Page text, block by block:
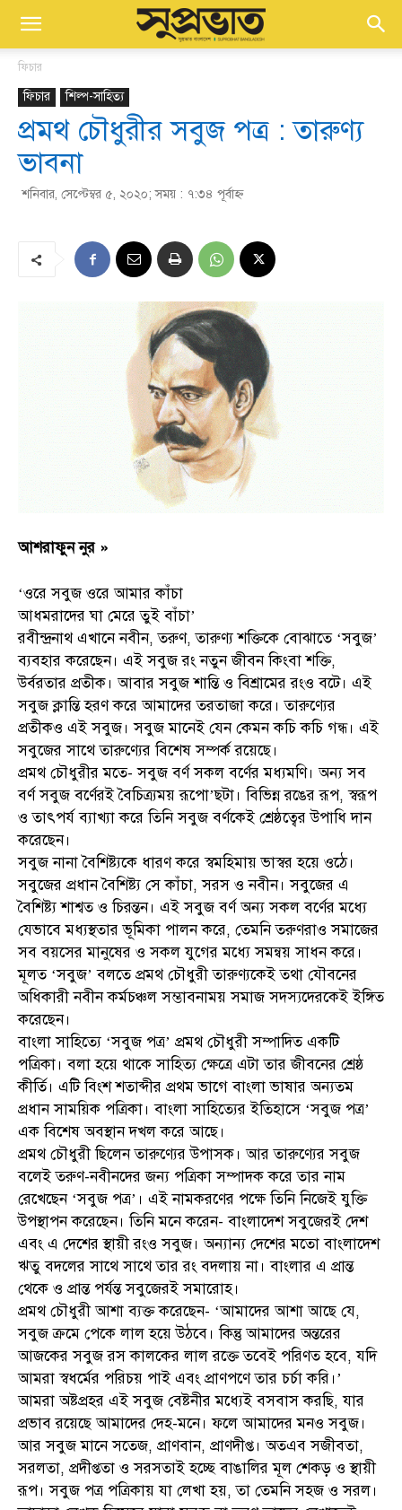
ফিচার
ফিচার শিল্প-সাহিত্য
প্রমথ চৌধুরীর সবুজ পত্র : তারুণ্য
ভাবনা
শনিবার, সেপ্টেম্বর ৫, ২০২০; সময় : ৭:৩৪ পূর্বাহ্ণ
আশরাফুন নুর »
‘ওরে সবুজ ওরে আমার কাঁচা
আধমরাদের ঘা মেরে তুই বাঁচা’
রবীন্দ্রনাথ এখানে নবীন, তরুণ, তারুণ্য শক্তিকে বোঝাতে ‘সবুজ’
ব্যবহার করেছেন। এই সবুজ রং নতুন জীবন কিংবা শক্তি,
উর্বরতার প্রতীক। আবার সবুজ শান্তি ও বিশ্রামের রংও বটে। এই
সবুজ ক্লান্তি হরণ করে আমাদের তরতাজা করে। তারুণ্যের
প্রতীকও এই সবুজ। সবুজ মানেই যেন কেমন কচি কচি গন্ধ। এই
সবুজের সাথে তারুণ্যের বিশেষ সম্পর্ক রয়েছে।
প্রমথ চৌধুরীর মতে- সবুজ বর্ণ সকল বর্ণের মধ্যমণি। অন্য সব
বর্ণ সবুজ বর্ণেরই বৈচিত্র্যময় রূপো’ছটা। বিভিন্ন রঙের রূপ, স্বরূপ
ও তাৎপর্য ব্যাখ্যা করে তিনি সবুজ বর্ণকেই শ্রেষ্ঠত্বের উপাধি দান
করেছেন।
সবুজ নানা বৈশিষ্ট্যকে ধারণ করে স্বমহিমায় ভাস্বর হয়ে ওঠে।
সবুজের প্রধান বৈশিষ্ট্য সে কাঁচা, সরস ও নবীন। সবুজের এ
বৈশিষ্ট্য শাশ্বত ও চিরন্তন। এই সবুজ বর্ণ অন্য সকল বর্ণের মধ্যে
যেভাবে মধ্যস্থতার ভূমিকা পালন করে, তেমনি তরুণরাও সমাজের
সব বয়সের মানুষের ও সকল যুগের মধ্যে সমন্বয় সাধন করে।
মূলত ‘সবুজ’ বলতে প্রমথ চৌধুরী তারুণ্যকেই তথা যৌবনের
অধিকারী নবীন কর্মচঞ্চল সম্ভাবনাময় সমাজ সদস্যদেরকেই ইঙ্গিত
করেছেন।
বাংলা সাহিত্যে ‘সবুজ পত্র’ প্রমথ চৌধুরী সম্পাদিত একটি
পত্রিকা। বলা হয়ে থাকে সাহিত্য ক্ষেত্রে এটা তার জীবনের শ্রেষ্ঠ
কীর্তি। এটি বিংশ শতাব্দীর প্রথম ভাগে বাংলা ভাষার অন্যতম
প্রধান সাময়িক পত্রিকা। বাংলা সাহিত্যের ইতিহাসে ‘সবুজ পত্র’
এক বিশেষ অবস্থান দখল করে আছে।
প্রমথ চৌধুরী ছিলেন তারুণ্যের উপাসক। আর তারুণ্যের সবুজ
বলেই তরুণ-নবীনদের জন্য পত্রিকা সম্পাদক করে তার নাম
রেখেছেন ‘সবুজ পত্র’। এই নামকরণের পক্ষে তিনি নিজেই যুক্তি
উপস্থাপন করেছেন। তিনি মনে করেন- বাংলাদেশ সবুজেরই দেশ
এবং এ দেশের স্থায়ী রংও সবুজ। অন্যান্য দেশের মতো বাংলাদেশ
ঋতু বদলের সাথে সাথে তার রং বদলায় না। বাংলার এ প্রান্ত
থেকে ও প্রান্ত পর্যন্ত সবুজেরই সমারোহ।
প্রমথ চৌধুরী আশা ব্যক্ত করেছেন- ‘আমাদের আশা আছে যে,
সবুজ ক্রমে পেকে লাল হয়ে উঠবে। কিন্তু আমাদের অন্তরের
আজকের সবুজ রস কালকের লাল রক্তে তবেই পরিণত হবে, যদি
আমরা স্বধর্মের পরিচয় পাই এবং প্রাণপণে তার চর্চা করি।’
আমরা অষ্টপ্রহর এই সবুজ বেষ্টনীর মধ্যেই বসবাস করছি, যার
প্রভাব রয়েছে আমাদের দেহ-মনে। ফলে আমাদের মনও সবুজ।
আর সবুজ মানে সতেজ, প্রাণবান, প্রাণদীপ্ত। অতএব সজীবতা,
সরলতা, প্রদীপ্ততা ও সরসতাই হচ্ছে বাঙালির মূল শেকড় ও স্থায়ী
রূপ। সবুজ পত্র পত্রিকায় যা লেখা হয়, তা তেমনি সহজ ও সরল।